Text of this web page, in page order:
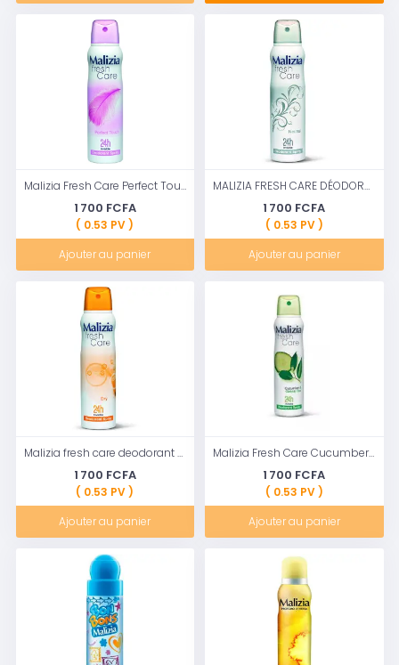
Malizia Fresh Care Perfect Touch 150ml
1 700 FCFA
( 0.53 PV )
Ajouter au panier
MALIZIA FRESH CARE DÉODORANT NEUTRE 150 ml
1 700 FCFA
( 0.53 PV )
Ajouter au panier
Malizia fresh care deodorant body Spray Dry 24h invisible 150ml
1 700 FCFA
( 0.53 PV )
Ajouter au panier
Malizia Fresh Care Cucumber And Green Tea Deodorant 150ml
1 700 FCFA
( 0.53 PV )
Ajouter au panier